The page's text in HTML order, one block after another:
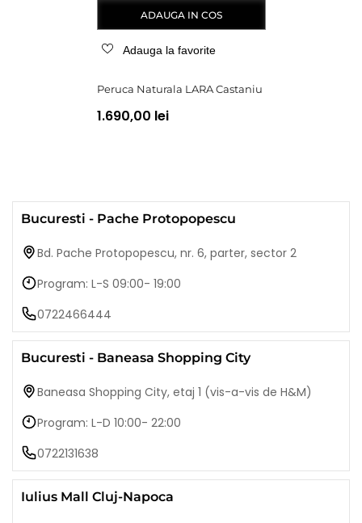
ADAUGA IN COS
Adauga la favorite
Peruca Naturala LARA Castaniu
1.690,00 lei
Bucuresti - Pache Protopopescu
Bd. Pache Protopopescu, nr. 6, parter, sector 2
Program: L-S 09:00- 19:00
0722466444
Bucuresti - Baneasa Shopping City
Baneasa Shopping City, etaj 1 (vis-a-vis de H&M)
Program: L-D 10:00- 22:00
0722131638
Iulius Mall Cluj-Napoca